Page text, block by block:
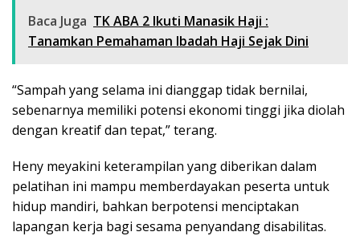
Baca Juga TK ABA 2 Ikuti Manasik Haji :
Tanamkan Pemahaman Ibadah Haji Sejak Dini
“Sampah yang selama ini dianggap tidak bernilai,
sebenarnya memiliki potensi ekonomi tinggi jika diolah
dengan kreatif dan tepat,” terang.
Heny meyakini keterampilan yang diberikan dalam
pelatihan ini mampu memberdayakan peserta untuk
hidup mandiri, bahkan berpotensi menciptakan
lapangan kerja bagi sesama penyandang disabilitas.